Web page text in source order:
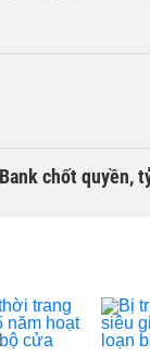
chốt quyền,
hối nửa đầu